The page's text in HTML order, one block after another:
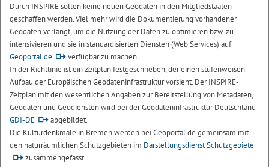
Durch INSPIRE sollen keine neuen Geodaten in den Mitgliedstaaten
geschaffen werden. Viel mehr wird die Dokumentierung vorhandener
Geodaten verlangt, um die Nutzung der Daten zu optimieren bzw. zu
intensivieren und sie in standardisierten Diensten (Web Services) auf
Geoportal.de
verfügbar zu machen
In der Richtlinie ist ein Zeitplan festgeschrieben, der einen stufenweisen
Aufbau der Europäischen Geodateninfrastruktur vorsieht. Der INSPIRE-
Zeitplan mit den wesentlichen Angaben zur Bereitstellung von Metadaten,
Geodaten und Geodiensten wird bei der Geodateninfrastruktur Deutschland
GDI-DE
abgebildet.
Die Kulturdenkmale in Bremen werden bei Geoportal.de gemeinsam mit
den naturräumlichen Schutzgebieten im Darstellungsdienst Schutzgebiete
zusammengefasst.